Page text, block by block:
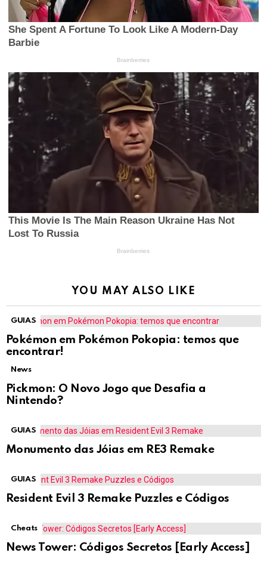
YOU MAY ALSO LIKE
GUIAS
Pokémon em Pokémon Pokopia: temos que
encontrar!
News
Pickmon: O Novo Jogo que Desafia a
Nintendo?
GUIAS
Monumento das Jóias em RE3 Remake
GUIAS
Resident Evil 3 Remake Puzzles e Códigos
Cheats
News Tower: Códigos Secretos [Early Access]